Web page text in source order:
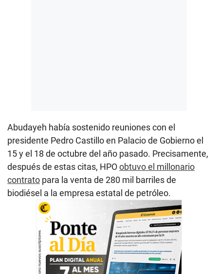
Abudayeh había sostenido reuniones con el
presidente Pedro Castillo en Palacio de Gobierno el
15 y el 18 de octubre del año pasado. Precisamente,
después de estas citas, HPOobtuvo el millonario
contrato para la venta de 280 mil barriles de
biodiésel a la empresa estatal de petróleo.